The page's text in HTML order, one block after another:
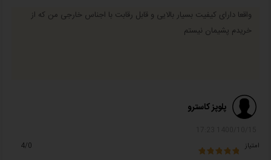
واقعا دارای کیفیت بسیار بالایی و قابل رقابت با اجناس خارجی من که از
خریدم پشیمان نیستم
پلوپز کاسترو
امتیاز
4/0